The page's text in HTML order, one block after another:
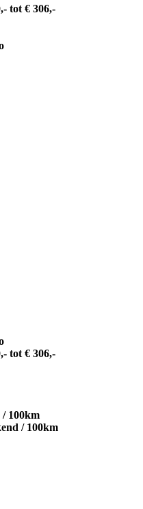
tot € 306,-
tot € 306,-
100km
/ 100km